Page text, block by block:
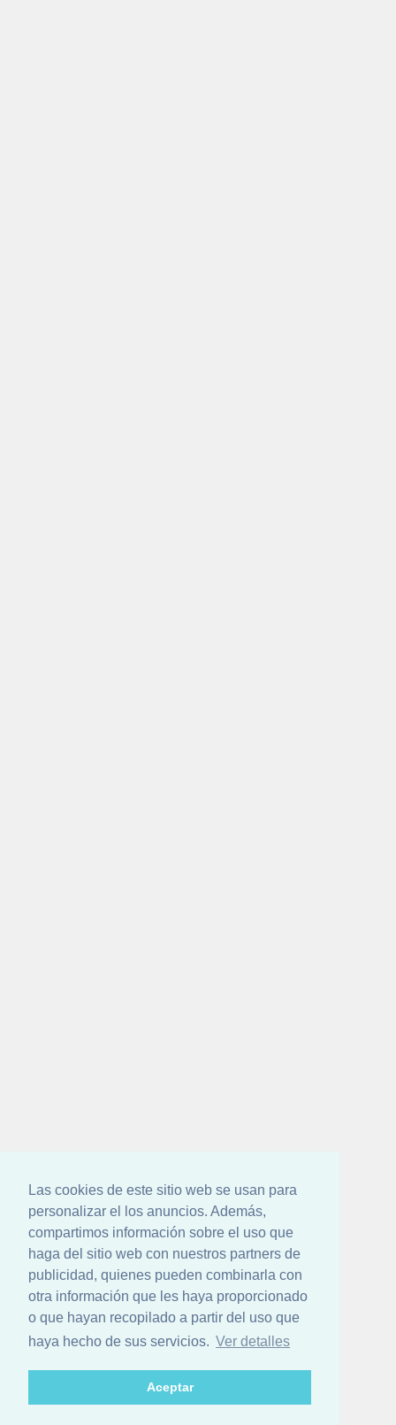
Las cookies de este sitio web se usan para
personalizar el los anuncios. Además,
compartimos información sobre el uso que
haga del sitio web con nuestros partners de
publicidad, quienes pueden combinarla con
otra información que les haya proporcionado
o que hayan recopilado a partir del uso que
haya hecho de sus servicios. Ver detalles
Aceptar